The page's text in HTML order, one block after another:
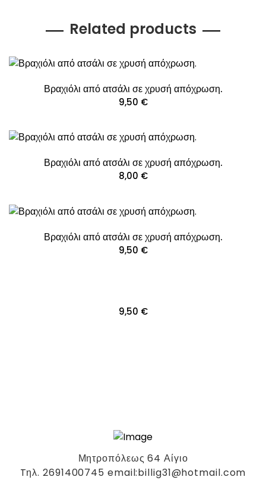
Related products
Βραχιόλι από ατσάλι σε χρυσή απόχρωση.
9,50 €
Βραχιόλι από ατσάλι σε χρυσή απόχρωση.
8,00 €
Βραχιόλι από ατσάλι σε χρυσή απόχρωση.
9,50 €
9,50 €
Μητροπόλεως 64 Αίγιο
Tηλ. 2691400745 email:billig31@hotmail.com